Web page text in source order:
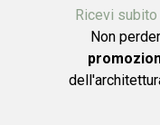
Ricevi subito
Non